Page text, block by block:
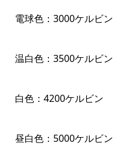
電球色：3000ケルビン
温白色：3500ケルビン
白色：4200ケルビン
昼白色：5000ケルビン